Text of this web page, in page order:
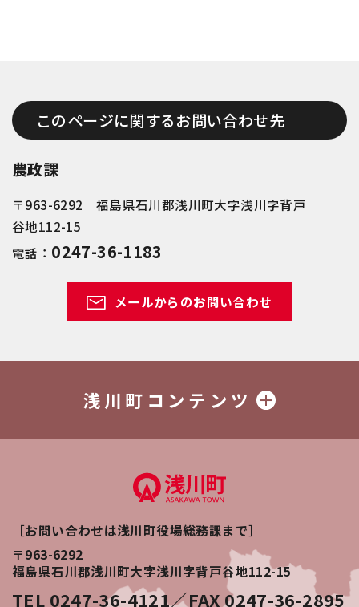
このページに関するお問い合わせ先
農政課
〒963-6292 福島県石川郡浅川町大字浅川字背戸
谷地112-15
電話： 0247-36-1183
メールからのお問い合わせ
浅川町コンテンツ
［お問い合わせは浅川町役場総務課まで］
〒963-6292
福島県石川郡浅川町大字浅川字背戸谷地112-15
TEL 0247-36-4121／FAX 0247-36-2895